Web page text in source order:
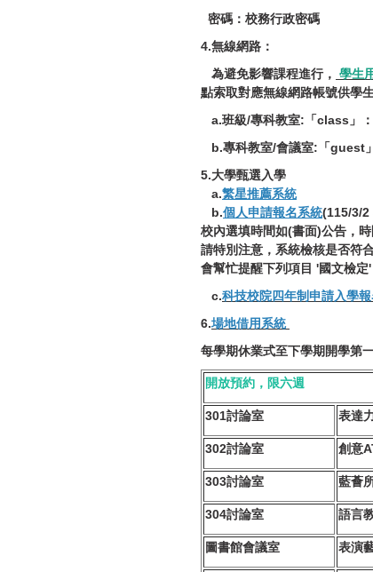
密碼：校務行政密碼
4.無線網路：
為避免影響課程進行， 學生
點索取對應無線網路帳號供學
a.班級/專科教室:「class」
b.專科教室/會議室:「guest
5.大學甄選入學
a.繁星推薦系統
b.個人申請報名系統(115/3/2
校內選填時間如(書面)公告，
請特別注意，系統檢核是否符
會幫忙提醒下列項目 '國文檢
c.科技校院四年制申請入學
6.場地借用系統
每學期休業式至下學期開學第
開放預約，限六週
301討論室 表達
302討論室 創意
303討論室 藍薈
304討論室 語言
圖書館會議室 表演